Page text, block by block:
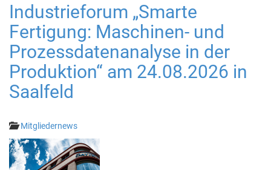
Industrieforum „Smarte
Fertigung: Maschinen- und
Prozessdatenanalyse in der
Produktion“ am 24.08.2026 in
Saalfeld
Mitgliedernews